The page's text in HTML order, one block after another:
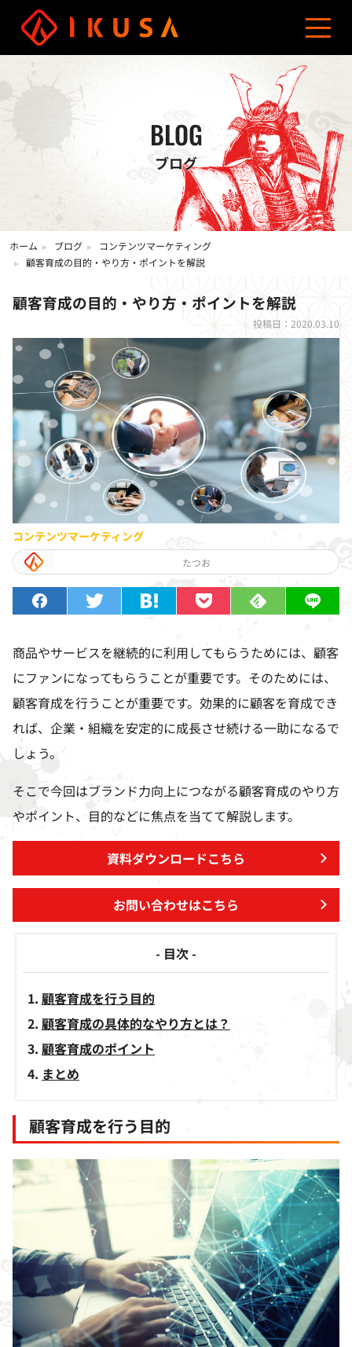
サービス
コンテンツマーケティング
オウンドメディア制作
導入事例
制作費用
ブログ
会社概要
資料ダウンロード
お問い合わせ
03-5960-0193
BLOG
ブログ
ホーム ブログ
コンテンツマーケティング
顧客育成の目的・やり方・ポイントを解説
顧客育成の目的・やり方・ポイントを解説
投稿日：2020.03.10
コンテンツマーケティング
たつお
商品やサービスを継続的に利用してもらうためには、顧客
にファンになってもらうことが重要です。そのためには、
顧客育成を行うことが重要です。効果的に顧客を育成でき
れば、企業・組織を安定的に成長させ続ける一助になるで
しょう。
そこで今回はブランド力向上につながる顧客育成のやり方
やポイント、目的などに焦点を当てて解説します。
資料ダウンロードこちら
お問い合わせはこちら
- 目次 -
顧客育成を行う目的
顧客育成の具体的なやり方とは？
顧客育成のポイント
まとめ
顧客育成を行う目的